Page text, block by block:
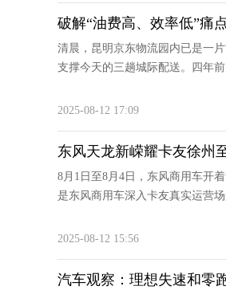
破解“油费高、效率低”痛
清晨，昆明京东物流园内已是一
支撑今天的三趟城际配送。四年
2025-08-12 17:09
东风天龙新嵘耀卡友徐州
8月1日至8月4日，东风商用车开
是东风商用车深入卡友真实运营
2025-08-12 15:56
汽车观察：理想失速和零